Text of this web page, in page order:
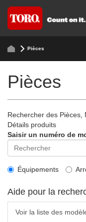
Pièces
Pièces
Rechercher des Pièces,
Détails produits
Saisir un numéro de
Équipements
Aide pour la
Voir la liste des